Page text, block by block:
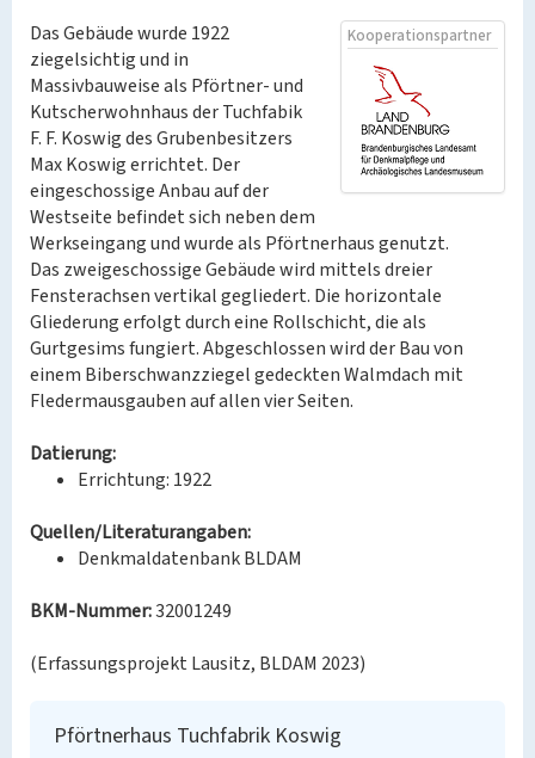
Kooperationspartner
Das Gebäude wurde 1922
ziegelsichtig und in
Massivbauweise als Pförtner- und
Kutscherwohnhaus der Tuchfabik
F. F. Koswig des Grubenbesitzers
Max Koswig errichtet. Der
eingeschossige Anbau auf der
Westseite befindet sich neben dem
Werkseingang und wurde als Pförtnerhaus genutzt.
Das zweigeschossige Gebäude wird mittels dreier
Fensterachsen vertikal gegliedert. Die horizontale
Gliederung erfolgt durch eine Rollschicht, die als
Gurtgesims fungiert. Abgeschlossen wird der Bau von
einem Biberschwanzziegel gedeckten Walmdach mit
Fledermausgauben auf allen vier Seiten.
Datierung:
Errichtung: 1922
Quellen/Literaturangaben:
Denkmaldatenbank BLDAM
BKM-Nummer:32001249
(Erfassungsprojekt Lausitz, BLDAM 2023)
Pförtnerhaus Tuchfabrik Koswig